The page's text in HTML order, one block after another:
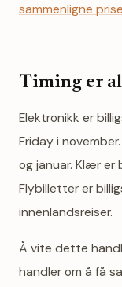
sammenligne
Timing er
Elektronikk er
Friday i
og januar. Klær er
Flybilletter er
innenlandsreiser.
Å vite dette
handler om å få